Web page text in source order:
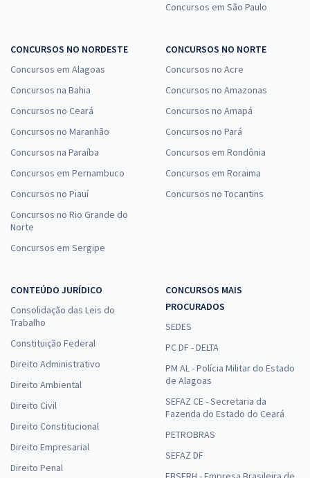
Concursos em São Paulo
CONCURSOS NO NORDESTE
Concursos em Alagoas
Concursos na Bahia
Concursos no Ceará
Concursos no Maranhão
Concursos na Paraíba
Concursos em Pernambuco
Concursos no Piauí
Concursos no Rio Grande do
Norte
Concursos em Sergipe
CONCURSOS NO NORTE
Concursos no Acre
Concursos no Amazonas
Concursos no Amapá
Concursos no Pará
Concursos em Rondônia
Concursos em Roraima
Concursos no Tocantins
CONTEÚDO JURÍDICO
Consolidação das Leis do
Trabalho
Constituição Federal
Direito Administrativo
Direito Ambiental
Direito Civil
Direito Constitucional
Direito Empresarial
Direito Penal
CONCURSOS MAIS
PROCURADOS
SEDES
PC DF - DELTA
PM AL - Polícia Militar do Estado
de Alagoas
SEFAZ CE - Secretaria da
Fazenda do Estado do Ceará
PETROBRAS
SEFAZ DF